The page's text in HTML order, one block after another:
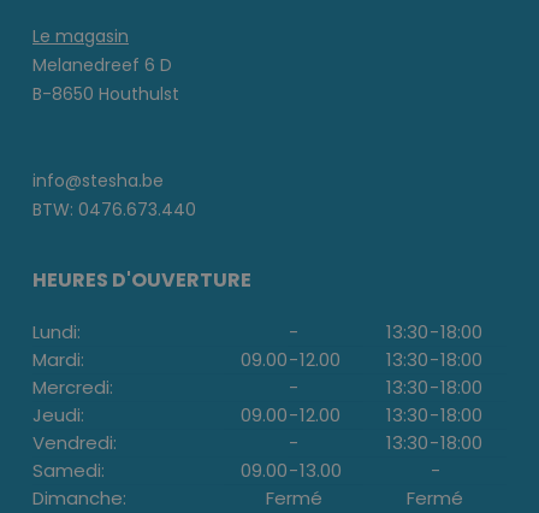
Le magasin
Melanedreef 6 D
B-8650 Houthulst
info@stesha.be
BTW: 0476.673.440
HEURES D'OUVERTURE
Lundi: - 13:30-18:00
Mardi:
09.00-12.00 13:30-18:00
Mercredi:
- 13:30-18:00
Jeudi:
09.00-12.00 13:30-18:00
Vendredi:
- 13:30-18:00
Samedi:
09.00-13.00
-
Dimanche:
Fermé Fermé